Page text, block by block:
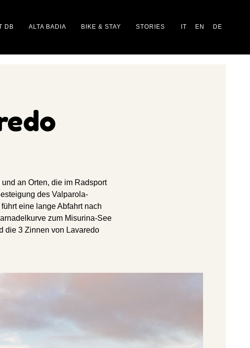
DB ALTA BADIA BIKE & STAY STORIES IT EN DE
an Orten, die im Radsport
des Valparola-
eine lange Abfahrt nach
zum Misurina-See
die 3 Zinnen von Lavaredo